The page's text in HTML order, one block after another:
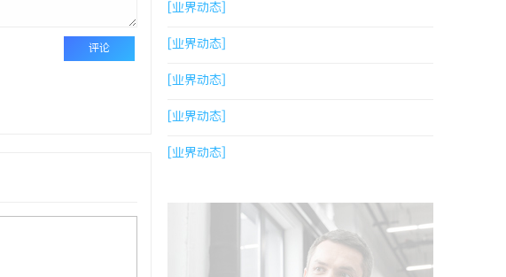
评论
[业界动态]
[业界动态]
[业界动态]
[业界动态]
[业界动态]